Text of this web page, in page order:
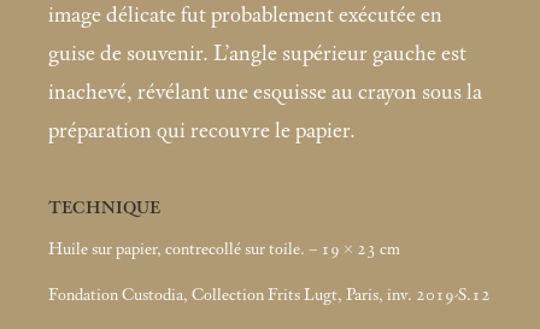
image délicate fut probablement exécutée en
guise de souvenir. L’angle supérieur gauche est
inachevé, révélant une esquisse au crayon sous la
préparation qui recouvre le papier.
TECHNIQUE
Huile sur papier, contrecollé sur toile. – 19 × 23 cm
Fondation Custodia, Collection Frits Lugt, Paris, inv. 2019-S.12